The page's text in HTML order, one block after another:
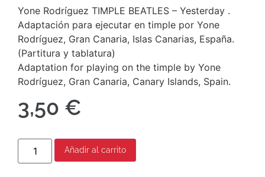
Yone Rodríguez TIMPLE BEATLES – Yesterday .
Adaptación para ejecutar en timple por Yone
Rodríguez, Gran Canaria, Islas Canarias, España.
(Partitura y tablatura)
Adaptation for playing on the timple by Yone
Rodríguez, Gran Canaria, Canary Islands, Spain.
3,50 €
Añadir al carrito